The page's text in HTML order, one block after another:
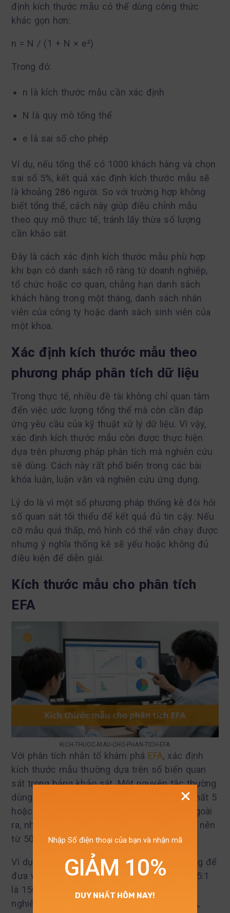
định kích thước mẫu có thể dùng công thức
khác gọn hơn:
n = N / (1 + N × e²)
Trong đó:
n là kích thước mẫu cần xác định
N là quy mô tổng thể
e là sai số cho phép
Ví dụ, nếu tổng thể có 1000 khách hàng và chọn
sai số 5%, kết quả xác định kích thước mẫu sẽ
là khoảng 286 người. So với trường hợp không
biết tổng thể, cách này giúp điều chỉnh mẫu
theo quy mô thực tế, tránh lấy thừa số lượng
cần khảo sát.
Đây là cách xác định kích thước mẫu phù hợp
khi bạn có danh sách rõ ràng từ doanh nghiệp,
tổ chức hoặc cơ quan, chẳng hạn danh sách
khách hàng trong một tháng, danh sách nhân
viên của công ty hoặc danh sách sinh viên của
một khoa.
Xác định kích thước mẫu theo
phương pháp phân tích dữ liệu
Trong thực tế, nhiều đề tài không chỉ quan tâm
đến việc ước lượng tổng thể mà còn cần đáp
ứng yêu cầu của kỹ thuật xử lý dữ liệu. Vì vậy,
xác định kích thước mẫu còn được thực hiện
dựa trên phương pháp phân tích mà nghiên cứu
sẽ dùng. Cách này rất phổ biến trong các bài
khóa luận, luận văn và nghiên cứu ứng dụng.
Lý do là vì một số phương pháp thống kê đòi hỏi
số quan sát tối thiểu để kết quả đủ tin cậy. Nếu
cỡ mẫu quá thấp, mô hình có thể vẫn chạy được
nhưng ý nghĩa thống kê sẽ yếu hoặc không đủ
điều kiện để diễn giải.
Kích thước mẫu cho phân tích
EFA
KICH-THUOC-MAU-CHO-PHAN-TICH-EFA
Với phân tích nhân tố khám phá EFA, xác định
kích thước mẫu thường dựa trên số biến quan
sát trong bảng khảo sát. Một nguyên tắc thường
dùng là tỷ lệ 5:1 hoặc 10:1, nghĩa là cần ít nhất 5
hoặc 10 quan sát cho một biến quan sát. Ngoài
ra, nhiều tài liệu cũng gợi ý cỡ mẫu tối thiểu nên
từ 50, tốt hơn là từ 100 trở lên.
Ví dụ, nếu bảng hỏi có 30 biến quan sát dùng để
đưa vào EFA, thì cỡ mẫu tối thiểu theo tỷ lệ 5:1
là 150. Nếu chọn tỷ lệ 10:1, kích thước mẫu
nghiên cứu nên là 300. Như vậy, khi làm EFA,
Nhập Số điện thoại của bạn và nhận mã
GIẢM 10%
DUY NHẤT HÔM NAY!